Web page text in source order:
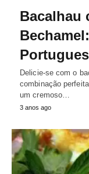
Bacalhau
Delicie-se com o
combinação
um cremoso…
3 anos ago